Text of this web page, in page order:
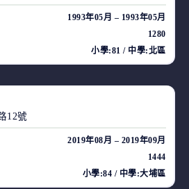
1993年05月 – 1993年05月
1280
小學:81 / 中學:北區
12號
2019年08月 – 2019年09月
1444
小學:84 / 中學:大埔區